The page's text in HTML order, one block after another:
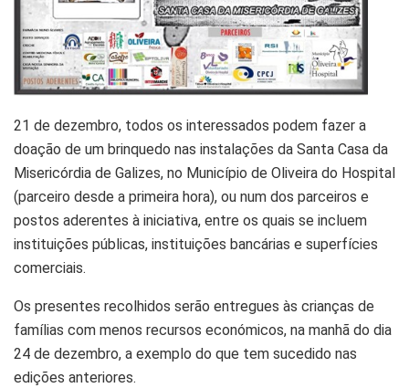
21 de dezembro, todos os interessados podem fazer a
doação de um brinquedo nas instalações da Santa Casa da
Misericórdia de Galizes, no Município de Oliveira do Hospital
(parceiro desde a primeira hora), ou num dos parceiros e
postos aderentes à iniciativa, entre os quais se incluem
instituições públicas, instituições bancárias e superfícies
comerciais.
Os presentes recolhidos serão entregues às crianças de
famílias com menos recursos económicos, na manhã do dia
24 de dezembro, a exemplo do que tem sucedido nas
edições anteriores.